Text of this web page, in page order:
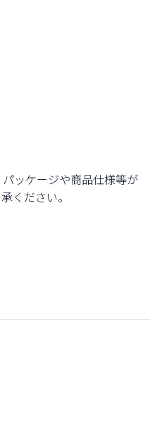
ッケージや商品仕様等が
ください。